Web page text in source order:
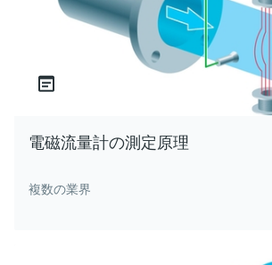
電磁流量計の測定原理
複数の業界